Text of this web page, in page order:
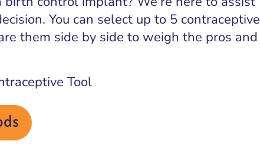
You can select up to 5 contraceptive
them side by side to weigh the pros and
Tool